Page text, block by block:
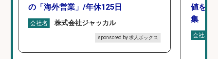
の「海外営業」/年休125日
会社名 株式会社ジャッカル
sponsored by 求人ボックス
値を上
集
会社名